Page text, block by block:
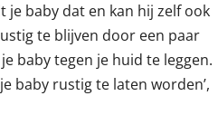
je baby dat en kan hij zelf ook
te blijven door een paar
baby tegen je huid te leggen.
baby rustig te laten worden’,